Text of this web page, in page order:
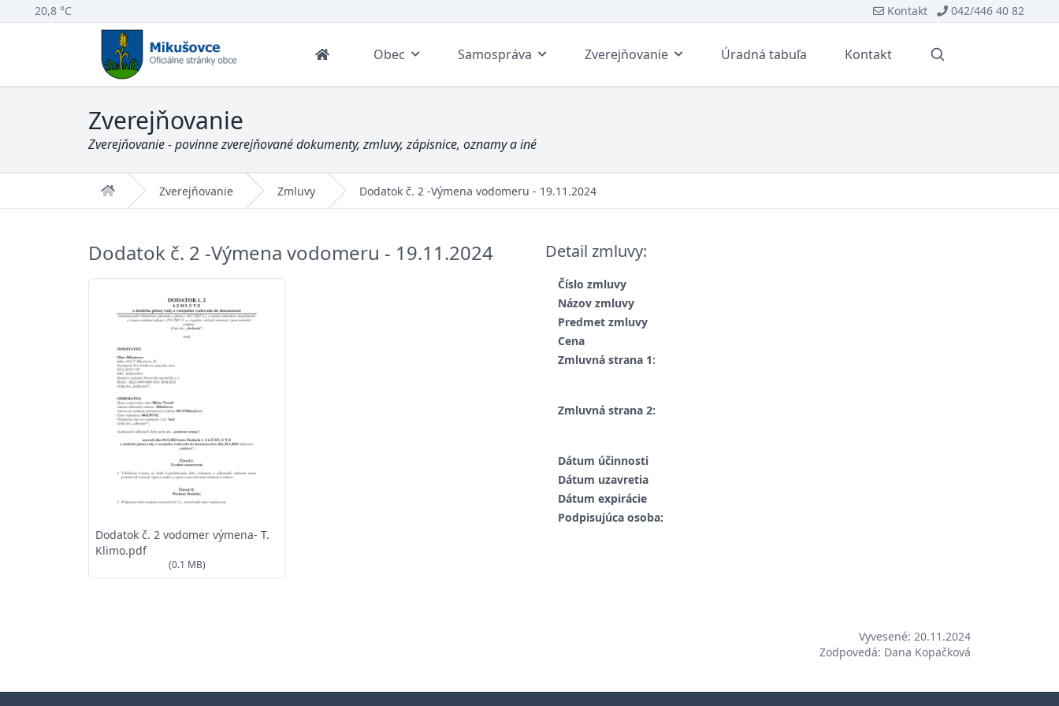
20,8 °C Kontakt 042/446 40 82
Obec Samospráva Zverejňovanie Úradná tabuľa Kontakt Vyhľadávanie
Zverejňovanie
Zverejňovanie - povinne zverejňované dokumenty, zmluvy, zápisnice, oznamy a iné
Domov Zverejňovanie Zmluvy Dodatok č. 2 -Výmena vodomeru - 19.11.2024
Dodatok č. 2 -Výmena vodomeru - 19.11.2024
Dodatok č. 2 vodomer výmena- T.
Klimo.pdf
(0.1 MB)
Detail zmluvy:
Číslo zmluvy
Názov zmluvy
Predmet zmluvy
Cena
Zmluvná strana 1:
Zmluvná strana 2:
Dátum účinnosti
Dátum uzavretia
Dátum expirácie
Podpisujúca osoba:
Vyvesené: 20.11.2024
Zodpovedá: Dana Kopačková